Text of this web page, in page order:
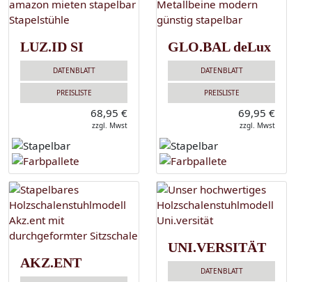
LUZ.ID SI
DATENBLATT
PREISLISTE
68,95 €
zzgl. Mwst
GLO.BAL deLux
DATENBLATT
PREISLISTE
69,95 €
zzgl. Mwst
AKZ.ENT
UNI.VERSITÄT
DATENBLATT